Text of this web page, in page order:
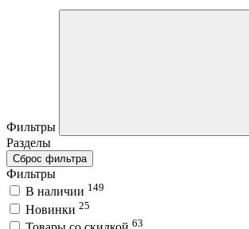
Фильтры
Разделы
Сброс фильтра
Фильтры
В наличии 149
Новинки 25
63